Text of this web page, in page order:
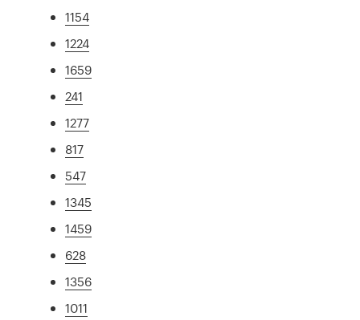
1154
1224
1659
241
1277
817
547
1345
1459
628
1356
1011